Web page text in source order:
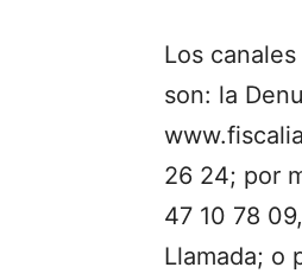
Los
son: la
26 24; por
47 10 78
Llamada; o